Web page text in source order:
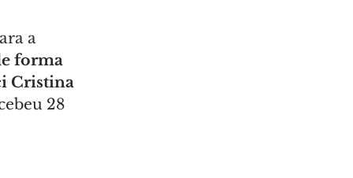
a
forma
Cristina
28